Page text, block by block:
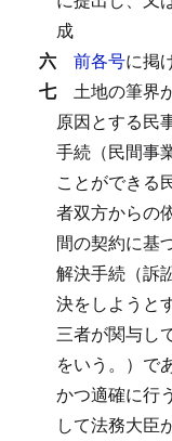
成
六 前各号に掲
七 土地の筆界
原因とする民
手続（民間事
ことができる
者双方からの
間の契約に基
解決手続（訴
決をしようと
三者が関与し
をいう。）で
かつ適確に行
して法務大臣